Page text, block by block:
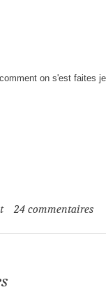
on s'est faites
24 commentaires